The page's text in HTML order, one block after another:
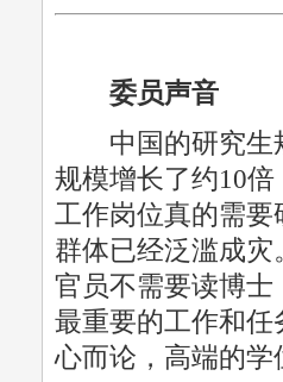
委员声音
中国的研究生规
规模增长了约10
工作岗位真的需
群体已经泛滥成
官员不需要读博
最重要的工作和
心而论，高端的